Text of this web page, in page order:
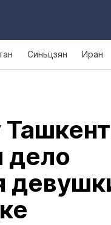
Синьцзян Иран
дело